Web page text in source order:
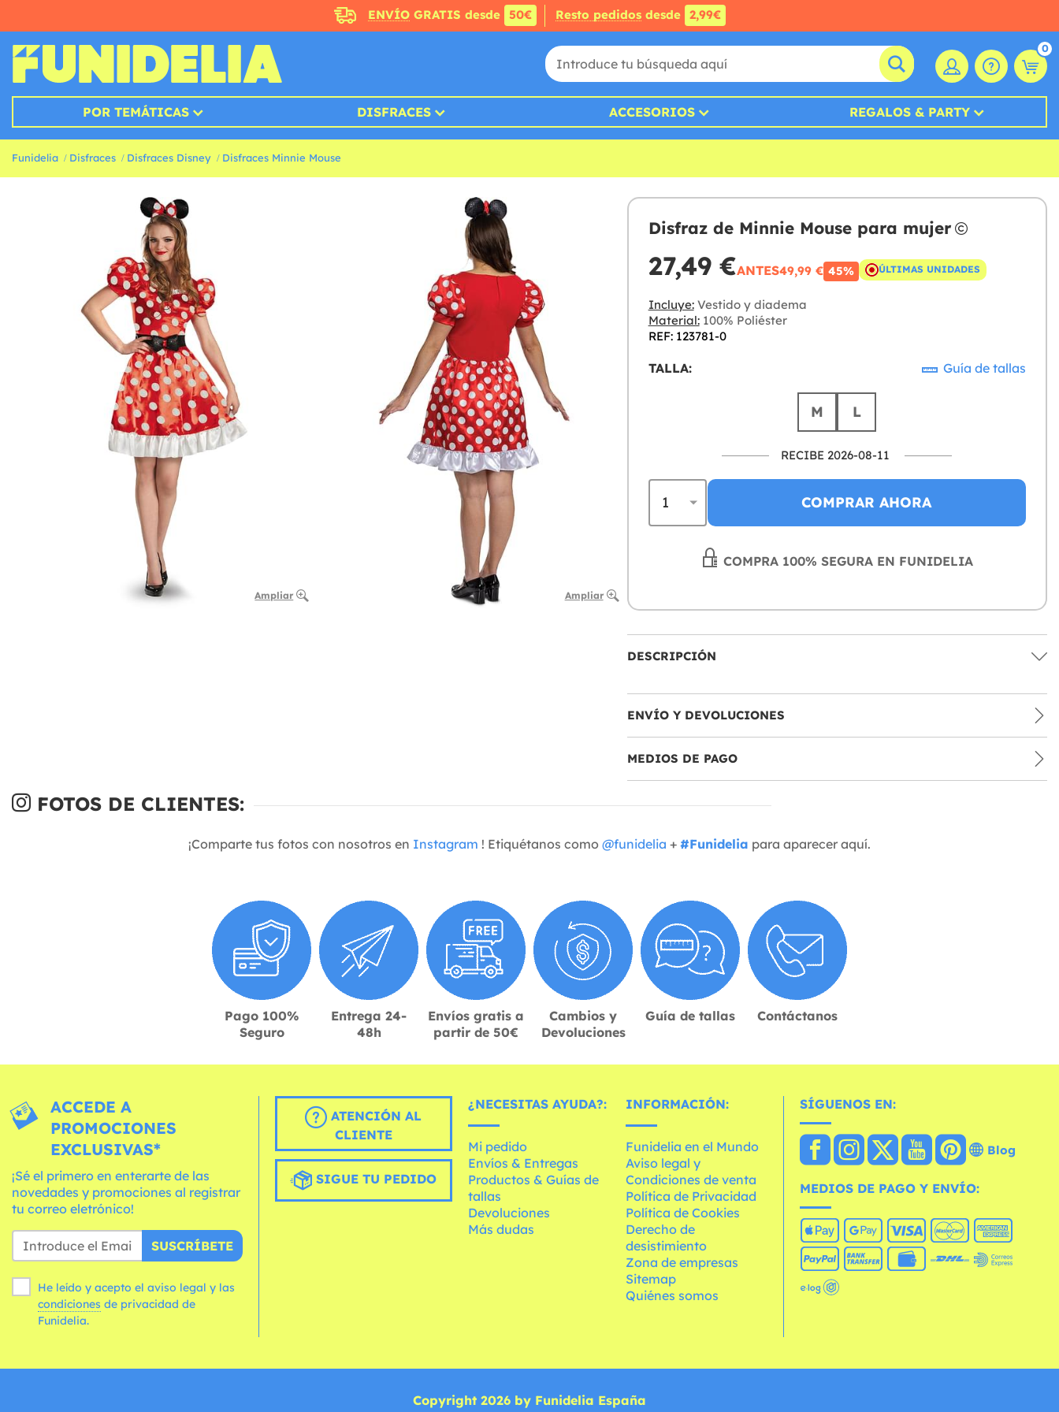
ENVÍOGRATIS desde 50€ Resto pedidosdesde 2,99€
0
POR TEMÁTICAS DISFRACES ACCESORIOS REGALOS & PARTY
Funidelia Disfraces Disfraces Disney Disfraces Minnie Mouse
Ampliar Ampliar
Disfraz de Minnie Mouse para mujer
27,49 €ANTES49,99 € 45% ÚLTIMAS UNIDADES
Incluye:Vestido y diadema
Material:100% Poliéster
REF: 123781-0
TALLA: Guía de tallas
M L
RECIBE 2026-08-11
COMPRAR AHORA
COMPRA 100% SEGURA EN FUNIDELIA
DESCRIPCIÓN
ENVÍO Y DEVOLUCIONES
MEDIOS DE PAGO
FOTOS DE CLIENTES:
¡Comparte tus fotos con nosotros en Instagram ! Etiquétanos como @funidelia + #Funidelia para aparecer aquí.
Pago 100%
Seguro
Entrega 24-
48h
Envíos gratis a
partir de 50€
Cambios y
Devoluciones
Guía de tallas Contáctanos
ACCEDE A
PROMOCIONES
EXCLUSIVAS*
¡Sé el primero en enterarte de las
novedades y promociones al registrar
tu correo eletrónico!
SUSCRÍBETE
He leído y acepto el aviso legal y las
condiciones
Funidelia.
ATENCIÓN AL
CLIENTE
SIGUE TU PEDIDO
¿NECESITAS AYUDA?:
Mi pedido
Envíos & Entregas
Productos & Guías de
tallas
Devoluciones
Más dudas
INFORMACIÓN:
Funidelia en el Mundo
Aviso legal y
Condiciones de venta
Política de Privacidad
Política de Cookies
Derecho de
desistimiento
Zona de empresas
Sitemap
Quiénes somos
SÍGUENOS EN:
Blog
MEDIOS DE PAGO Y ENVÍO:
Copyright 2026 by Funidelia España